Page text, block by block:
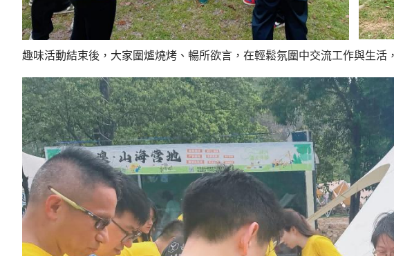
趣味活動結束後，大家圍爐燒烤、暢所欲言，在輕鬆氛圍中交流工作與生